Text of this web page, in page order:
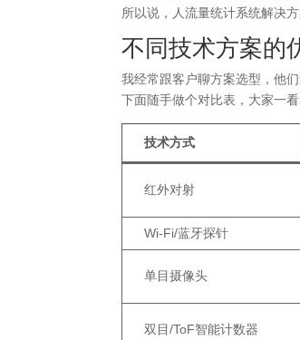
所以说，人流量统计系统解决方
不同技术方案的
我经常跟客户聊方案选型，他
下面随手做个对比表，大家一看
技术方式
红外对射
Wi-Fi/蓝牙探针
单目摄像头
双目/ToF智能计数器